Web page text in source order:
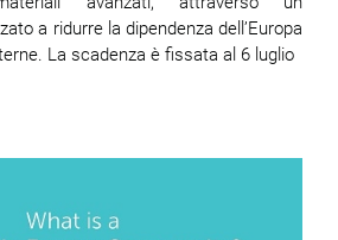
a ridurre la dipendenza dell’Europa
La scadenza è fissata al 6 luglio